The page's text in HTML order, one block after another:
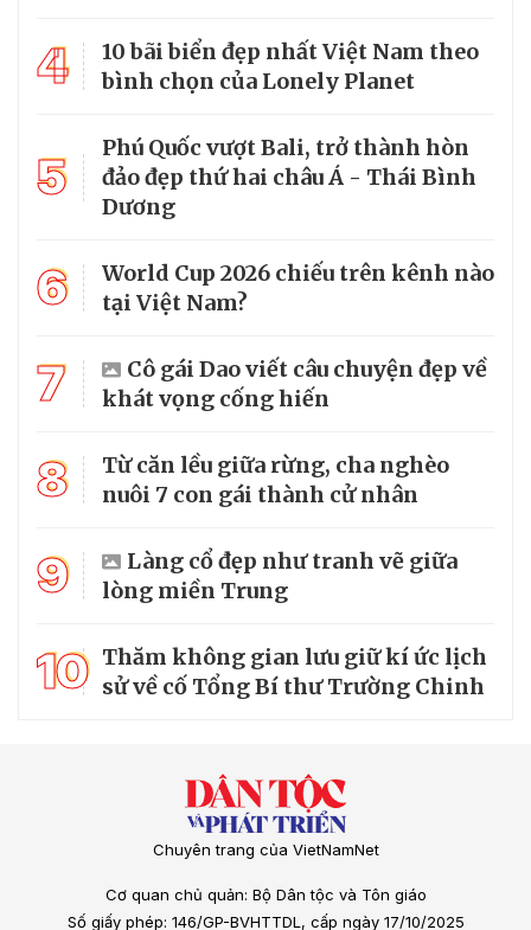
4
10 bãi biển đẹp nhất Việt Nam theo
bình chọn của Lonely Planet
5
Phú Quốc vượt Bali, trở thành hòn
đảo đẹp thứ hai châu Á - Thái Bình
Dương
6
World Cup 2026 chiếu trên kênh nào
tại Việt Nam?
7
Cô gái Dao viết câu chuyện đẹp về
khát vọng cống hiến
8
Từ căn lều giữa rừng, cha nghèo
nuôi 7 con gái thành cử nhân
9
Làng cổ đẹp như tranh vẽ giữa
lòng miền Trung
10 Thăm không gian lưu giữ kí ức lịch
sử về cố Tổng Bí thư Trường Chinh
Chuyên trang của VietNamNet
Cơ quan chủ quản: Bộ Dân tộc và Tôn giáo
Số giấy phép: 146/GP-BVHTTDL, cấp ngày 17/10/2025